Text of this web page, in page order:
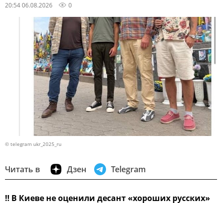
20:54 06.08.2026 0
© telegram ukr_2025_ru
Читать в Дзен Telegram
‼ В Киеве не оценили десант «хороших русских»